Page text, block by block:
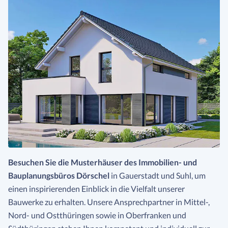
Besuchen Sie die Musterhäuser des Immobilien- und
Bauplanungsbüros Dörschel in Gauerstadt und Suhl, um
einen inspirierenden Einblick in die Vielfalt unserer
Bauwerke zu erhalten. Unsere Ansprechpartner in Mittel-,
Nord- und Ostthüringen sowie in Oberfranken und